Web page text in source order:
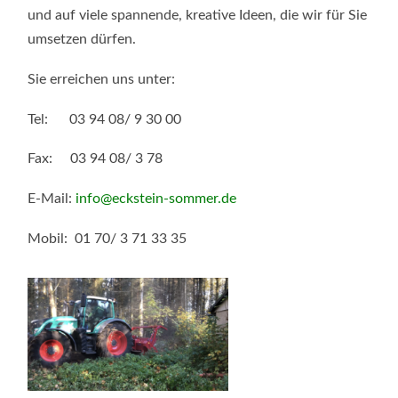
und auf viele spannende, kreative Ideen, die wir für Sie
umsetzen dürfen.
Sie erreichen uns unter:
Tel: 03 94 08/ 9 30 00
Fax: 03 94 08/ 3 78
E-Mail: info@eckstein-sommer.de
Mobil: 01 70/ 3 71 33 35